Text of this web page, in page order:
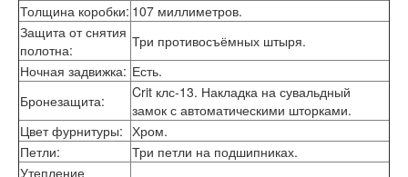
Мегаполис ГЛ
Неоклассика Про
Тренд
Двери ВанМарк
Шпон текстурированный
Эмалекс
Серия София
Эмаль
Толщина коробки: 107 миллиметров.
Защита от снятия
полотна:
Три противосъёмных штыря.
Ночная задвижка: Есть.
Бронезащита:
Crit клс-13. Накладка на сувальдный
замок с автоматическими шторками.
Цвет фурнитуры: Хром.
Петли:
Три петли на подшипниках.
Утепление